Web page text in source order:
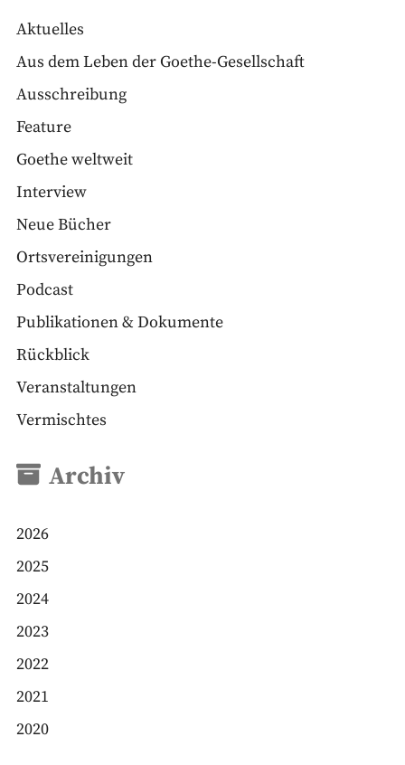
Aktuelles
Aus dem Leben der Goethe-Gesellschaft
Ausschreibung
Feature
Goethe weltweit
Interview
Neue Bücher
Ortsvereinigungen
Podcast
Publikationen & Dokumente
Rückblick
Veranstaltungen
Vermischtes
Archiv
2026
2025
2024
2023
2022
2021
2020